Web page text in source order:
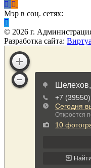
Мэр в соц. сетях:
© 2026 г.
Разработка сайта: